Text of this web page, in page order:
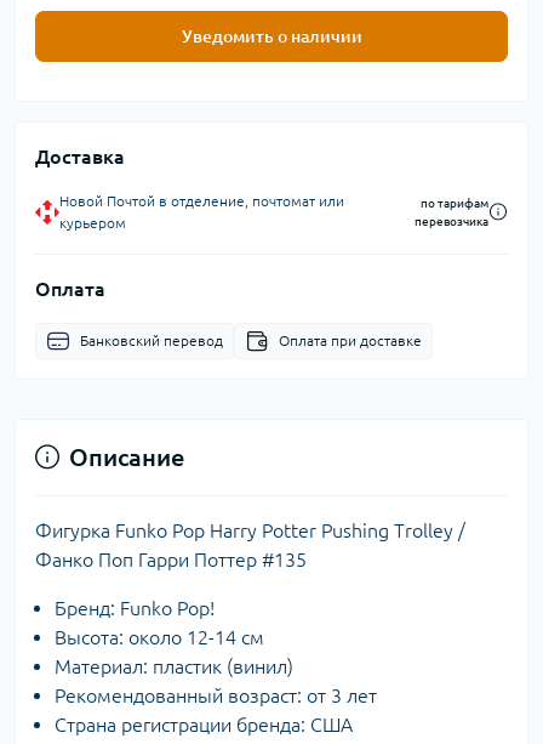
Уведомить о наличии
Доставка
Новой Почтой в отделение, почтомат или
курьером
по тарифам
перевозчика
Оплата
Банковский перевод Оплата при доставке
Описание
Фигурка Funko Pop Harry Potter Pushing Trolley /
Фанко Поп Гарри Поттер #135
Бренд: Funko Pop!
Высота: около 12-14 см
Материал: пластик (винил)
Рекомендованный возраст: от 3 лет
Страна регистрации бренда: США